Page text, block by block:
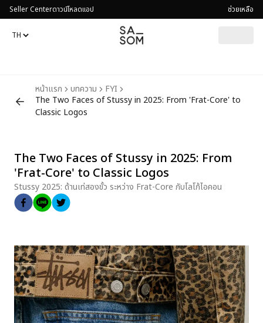
Seller Centerดาวน์โหลดแอป ช่วยเหลือ
หน้าแรก บทความ
FYI
The Two Faces of Stussy in 2025: From 'Frat-Core' to
Classic Logos
The Two Faces of Stussy in 2025: From
'Frat-Core' to Classic Logos
Stussy 2025: ด้านเท่สองขั้ว ระหว่าง Frat-Core กับโลโก้ไอคอน